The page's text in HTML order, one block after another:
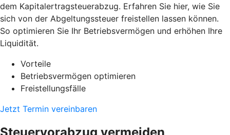
dem Kapitalertragsteuerabzug. Erfahren Sie hier, wie Sie
sich von der Abgeltungssteuer freistellen lassen können.
So optimieren Sie Ihr Betriebsvermögen und erhöhen Ihre
Liquidität.
Vorteile
Betriebsvermögen optimieren
Freistellungsfälle
Jetzt Termin vereinbaren
Steuervorabzug vermeiden